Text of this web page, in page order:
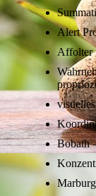
Alert
Affolter
Bobath